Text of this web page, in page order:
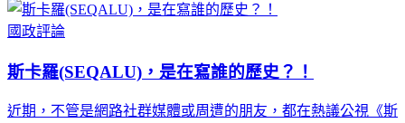
國政評論
斯卡羅(SEQALU)，是在寫誰的歷史？！
近期，不管是網路社群媒體或周遭的朋友，都在熱議公視《斯